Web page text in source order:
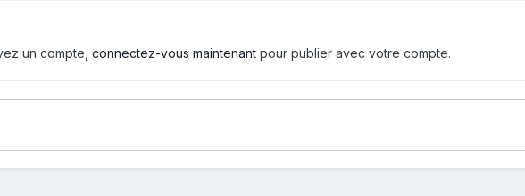
un compte, connectez-vous maintenant pour publier avec votre compte.